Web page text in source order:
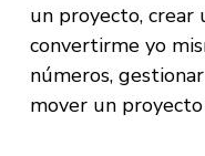
un proyecto,
convertirme yo
números,
mover un